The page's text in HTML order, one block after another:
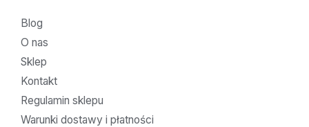
Blog
O nas
Sklep
Kontakt
Regulamin sklepu
Warunki dostawy i płatności